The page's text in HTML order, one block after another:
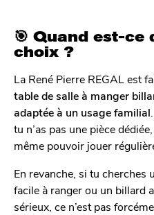
🎯 Quand est-ce
choix ?
La René Pierre REGAL est
table de salle à manger
adaptée à un usage familial
tu n’as pas une pièce
même pouvoir jouer
En revanche, si tu cherches
facile à ranger ou un billard
sérieux, ce n’est pas